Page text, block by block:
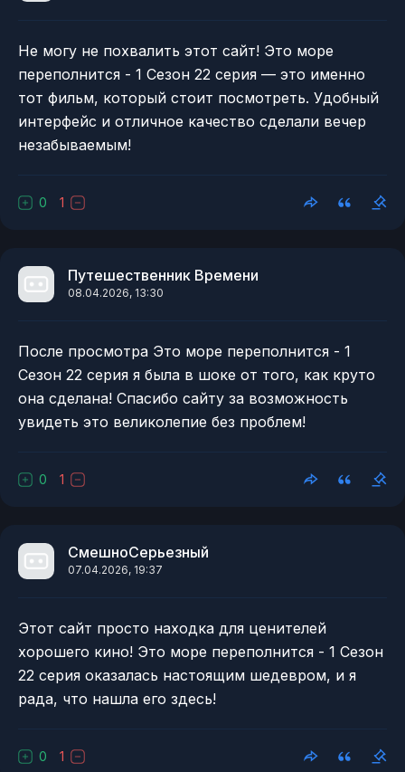
Не могу не похвалить этот сайт! Это море
переполнится - 1 Сезон 22 серия — это именно
тот фильм, который стоит посмотреть. Удобный
интерфейс и отличное качество сделали вечер
незабываемым!
0 1
Путешественник Времени
08.04.2026, 13:30
После просмотра Это море переполнится - 1
Сезон 22 серия я была в шоке от того, как круто
она сделана! Спасибо сайту за возможность
увидеть это великолепие без проблем!
0 1
СмешноСерьезный
07.04.2026, 19:37
Этот сайт просто находка для ценителей
хорошего кино! Это море переполнится - 1 Сезон
22 серия оказалась настоящим шедевром, и я
рада, что нашла его здесь!
0 1